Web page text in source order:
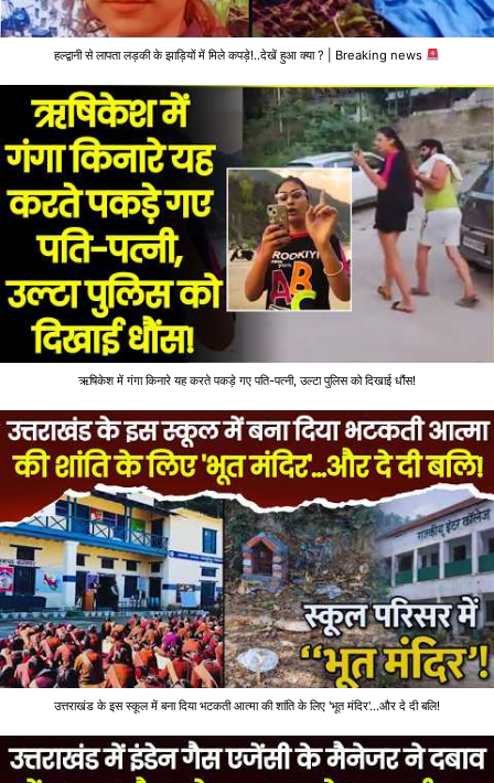
हल्द्वानी से लापता लड़की के झाड़ियों में मिले कपड़े!..देखें हुआ क्या ? | Breaking news
ऋषिकेश में गंगा किनारे यह करते पकड़े गए पति-पत्नी, उल्टा पुलिस को दिखाई धौंस!
उत्तराखंड के इस स्कूल में बना दिया भटकती आत्मा की शांति के लिए 'भूत मंदिर'...और दे दी बलि!